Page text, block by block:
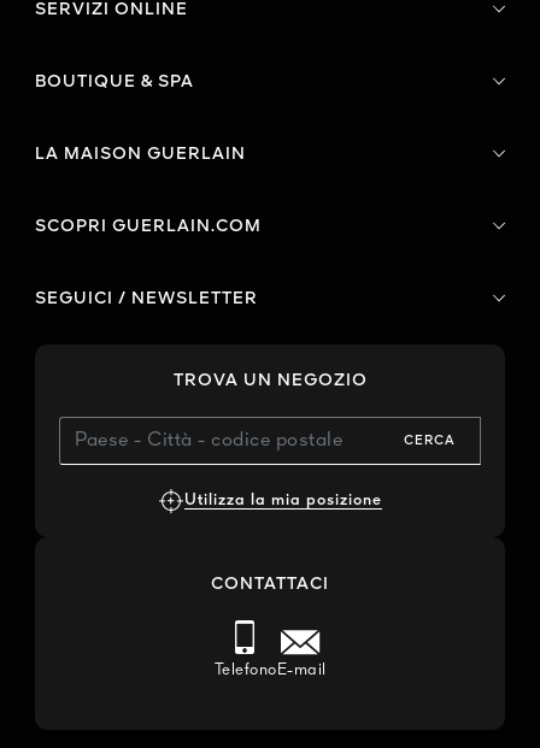
SERVIZI ONLINE
BOUTIQUE & SPA
LA MAISON GUERLAIN
SCOPRI GUERLAIN.COM
SEGUICI / NEWSLETTER
TROVA UN NEGOZIO
CERCA
Utilizza la mia posizione
CONTATTACI
Telefono E-mail